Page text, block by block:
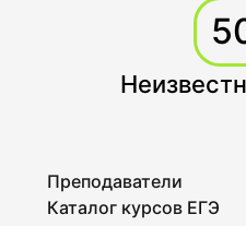
Преподаватели
Каталог курсов ЕГЭ